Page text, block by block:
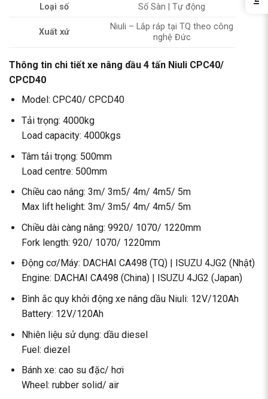
Loại số Số Sàn | Tự động
Xuất xứ
Niuli – Lắp ráp tại TQ theo công
nghệ Đức
Thông tin chi tiết xe nâng dầu 4 tấn Niuli CPC40/
CPCD40
Model: CPC40/ CPCD40
Tải trọng: 4000kg
Load capacity: 4000kgs
Tâm tải trọng: 500mm
Load centre: 500mm
Chiều cao nâng: 3m/ 3m5/ 4m/ 4m5/ 5m
Max lift helight: 3m/ 3m5/ 4m/ 4m5/ 5m
Chiều dài càng nâng: 9920/ 1070/ 1220mm
Fork length: 920/ 1070/ 1220mm
Động cơ/Máy: DACHAI CA498 (TQ) | ISUZU 4JG2 (Nhật)
Engine: DACHAI CA498 (China) | ISUZU 4JG2 (Japan)
Bình ắc quy khởi động xe nâng dầu Niuli: 12V/120Ah
Battery: 12V/120Ah
Nhiên liệu sử dụng: dầu diesel
Fuel: diezel
Bánh xe: cao su đặc/ hơi
Wheel: rubber solid/ air